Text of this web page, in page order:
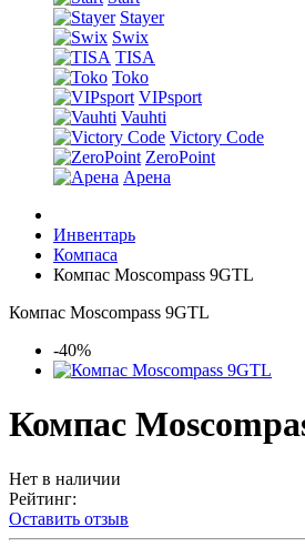
Stayer
Swix
TISA
Toko
VIPsport
Vauhti
Victory Code
ZeroPoint
Арена
Инвентарь
Компаса
Компас Moscompass 9GTL
Компас Moscompass 9GTL
-40%
Компас
Нет в наличии
Рейтинг:
Оставить отзыв